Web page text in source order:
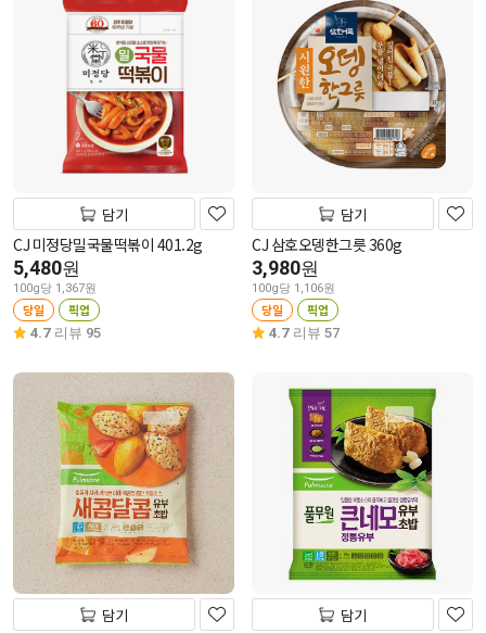
담기
CJ 미정당밀국물떡볶이 401.2g
5,480원
100g당 1,367원
당일 픽업
4.7 리뷰 95
담기
CJ 삼호오뎅한그릇 360g
3,980원
100g당 1,106원
당일 픽업
4.7 리뷰 57
담기 담기